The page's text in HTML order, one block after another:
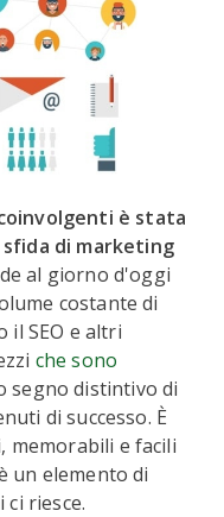
è stata
di marketing
al giorno d'oggi
costante di
SEO e altri
che sono
segno distintivo di
di successo. È
memorabili e facili
un elemento di
riesce.